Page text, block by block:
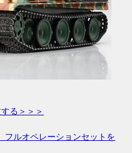
る＞＞＞
フルオペレーションセットを